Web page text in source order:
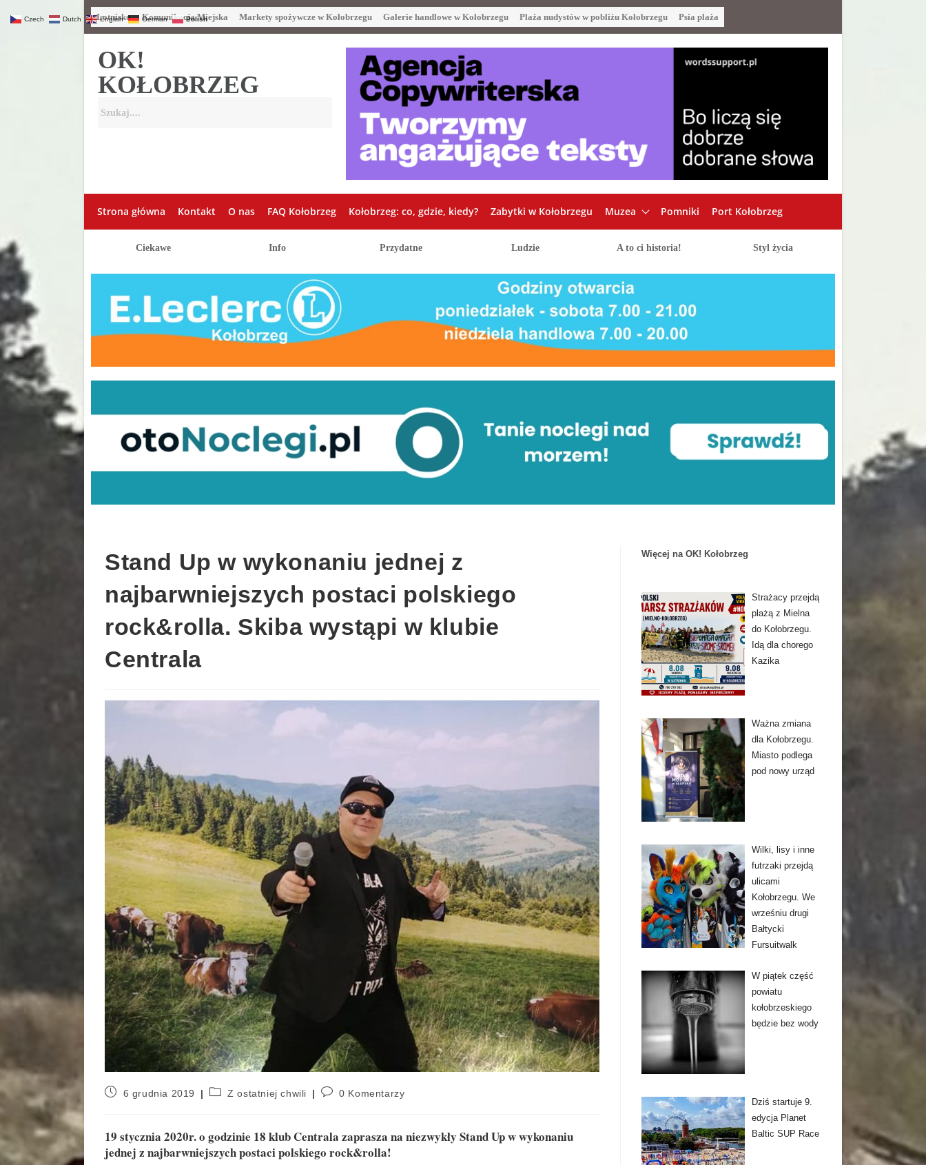
Lotnisko Komunikacja Miejska Markety spożywcze w Kołobrzegu Galerie handlowe w Kołobrzegu Plaża nudystów w pobliżu Kołobrzegu Psia plaża
OK!
KOŁOBRZEG
Strona główna Kontakt O nas FAQ Kołobrzeg Kołobrzeg: co, gdzie, kiedy? Zabytki w Kołobrzegu Muzea Pomniki Port Kołobrzeg
Ciekawe Info Przydatne Ludzie A to ci historia! Styl życia
Stand Up w wykonaniu jednej z
najbarwniejszych postaci polskiego
rock&rolla. Skiba wystąpi w klubie
Centrala
6 grudnia 2019 Z ostatniej chwili 0 Komentarzy
19 stycznia 2020r. o godzinie 18 klub Centrala zaprasza na niezwykły Stand Up w wykonaniu
jednej z najbarwniejszych postaci polskiego rock&rolla!
Więcej na OK! Kołobrzeg
Strażacy przejdą
plażą z Mielna
do Kołobrzegu.
Idą dla chorego
Kazika
Ważna zmiana
dla Kołobrzegu.
Miasto podlega
pod nowy urząd
Wilki, lisy i inne
futrzaki przejdą
ulicami
Kołobrzegu. We
wrześniu drugi
Bałtycki
Fursuitwalk
W piątek część
powiatu
kołobrzeskiego
będzie bez wody
Dziś startuje 9.
edycja Planet
Baltic SUP Race
Czech Dutch English German Polish